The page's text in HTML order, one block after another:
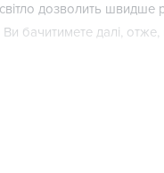
дозволить швидше
Ви бачитимете далі,